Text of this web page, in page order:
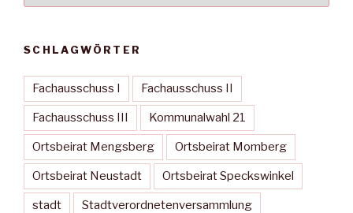
SCHLAGWÖRTER
Fachausschuss I Fachausschuss II
Fachausschuss III Kommunalwahl 21
Ortsbeirat Mengsberg Ortsbeirat Momberg
Ortsbeirat Neustadt Ortsbeirat Speckswinkel
stadt Stadtverordnetenversammlung